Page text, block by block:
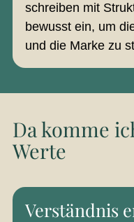
schreiben mit
bewusst ein, um
und die Marke zu
Da komme
Werte
Verständnis